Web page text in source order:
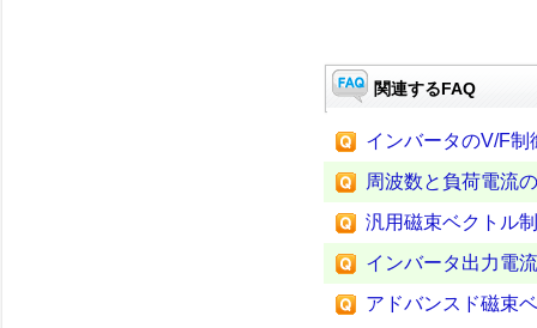
関連するFAQ
インバータのV/F制
周波数と負荷電流
汎用磁束ベクトル
インバータ出力電
アドバンスド磁束